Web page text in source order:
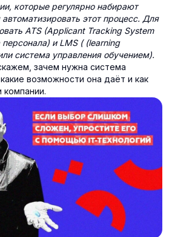
которые регулярно набирают
этот процесс. Для
ATS (Applicant Tracking System
и LMS ( (learning
система управления обучением).
зачем нужна система
возможности она даёт и как
компании.